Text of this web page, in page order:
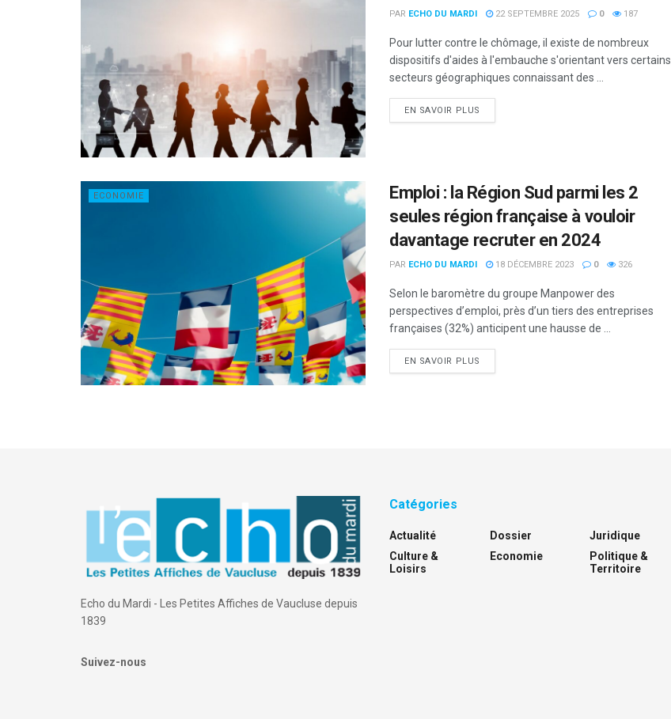
PAR ECHO DU MARDI 22 SEPTEMBRE 2025 0 187
Pour lutter contre le chômage, il existe de nombreux
dispositifs d'aides à l'embauche s'orientant vers certains
secteurs géographiques connaissant des ...
EN SAVOIR PLUS
ECONOMIE
Emploi : la Région Sud parmi les 2
seules région française à vouloir
davantage recruter en 2024
PAR ECHO DU MARDI 18 DÉCEMBRE 2023 0 326
Selon le baromètre du groupe Manpower des
perspectives d’emploi, près d’un tiers des entreprises
françaises (32%) anticipent une hausse de ...
EN SAVOIR PLUS
Echo du Mardi - Les Petites Affiches de Vaucluse depuis
1839
Suivez-nous
Catégories
Actualité
Culture &
Loisirs
Dossier
Economie
Juridique
Politique &
Territoire